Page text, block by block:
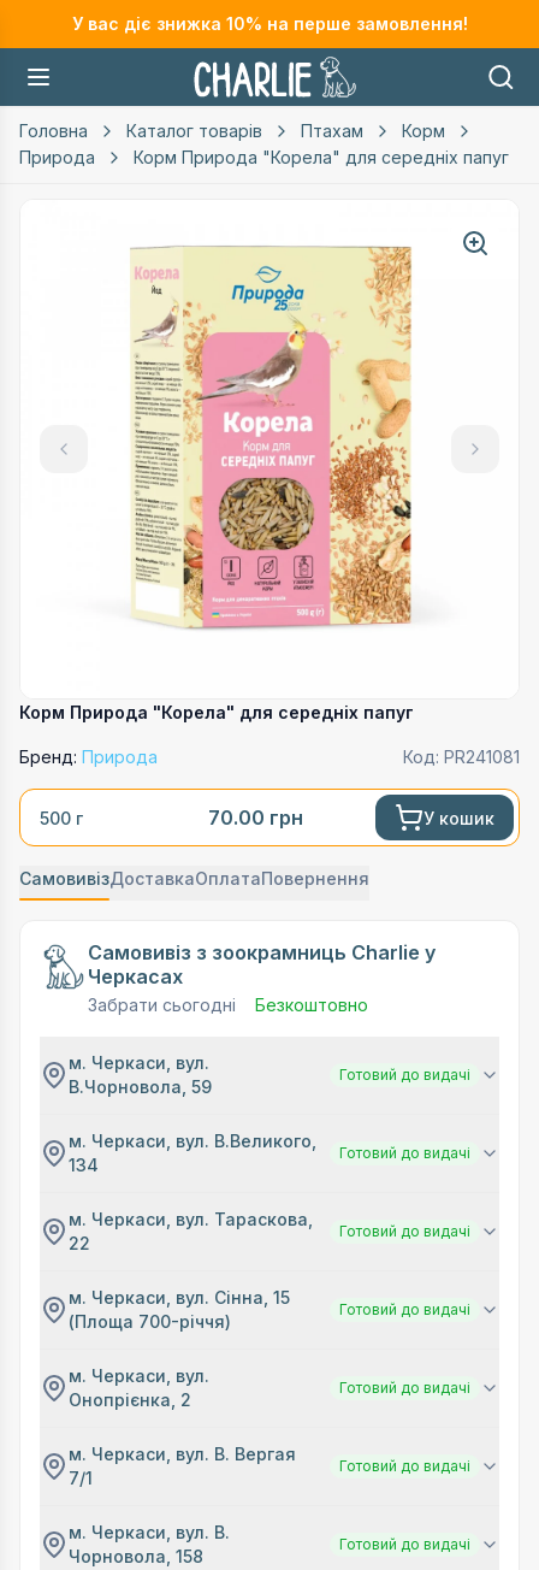
У вас діє знижка 10% на перше замовлення!
Головна Каталог товарів Птахам
Корм
Природа
Корм Природа "Корела" для середніх папуг
Корм Природа "Корела" для середніх папуг
Бренд: Природа Код: PR241081
500 г 70.00 грн У кошик
СамовивізДоставкаОплатаПовернення
Самовивіз з зоокрамниць Charlie у
Черкасах
Забрати сьогодні Безкоштовно
м. Черкаси, вул.
В.Чорновола, 59
Готовий до видачі
м. Черкаси, вул. В.Великого,
134
Готовий до видачі
м. Черкаси, вул. Тараскова,
22
Готовий до видачі
м. Черкаси, вул. Сінна, 15
(Площа 700-річчя)
Готовий до видачі
м. Черкаси, вул.
Онопрієнка, 2
Готовий до видачі
м. Черкаси, вул. В. Вергая
7/1
Готовий до видачі
м. Черкаси, вул. В.
Чорновола, 158
Готовий до видачі